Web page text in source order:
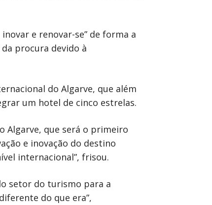
e renovar-se” de forma a
procura devido à
do Algarve, que além
um hotel de cinco estrelas.
Algarve, que será o primeiro
e inovação do destino
internacional”, frisou.
setor do turismo para a
do que era”,